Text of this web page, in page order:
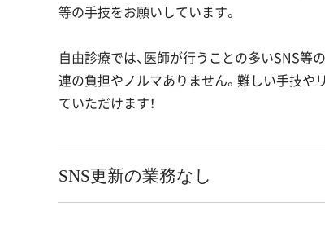
等の手技をお願いしています。
自由診療では、医師が行うことの多いSNS等
連の負担やノルマありません。難しい手技
ていただけます！
SNS更新の業務なし